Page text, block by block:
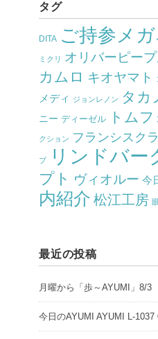
タグ
DITA ご持参メガ
ミクリ オリバーピー
カムロ キオヤマト
メディ
ジョンレノン タカ
ニー ディーゼル トム
クション フランシスク
プ リンドバー
プト ヴィオルー 今
内紹介 松江工房
最近の投稿
月曜から「歩～AYUMI」8/3
今日のAYUMI AYUMI L-1037